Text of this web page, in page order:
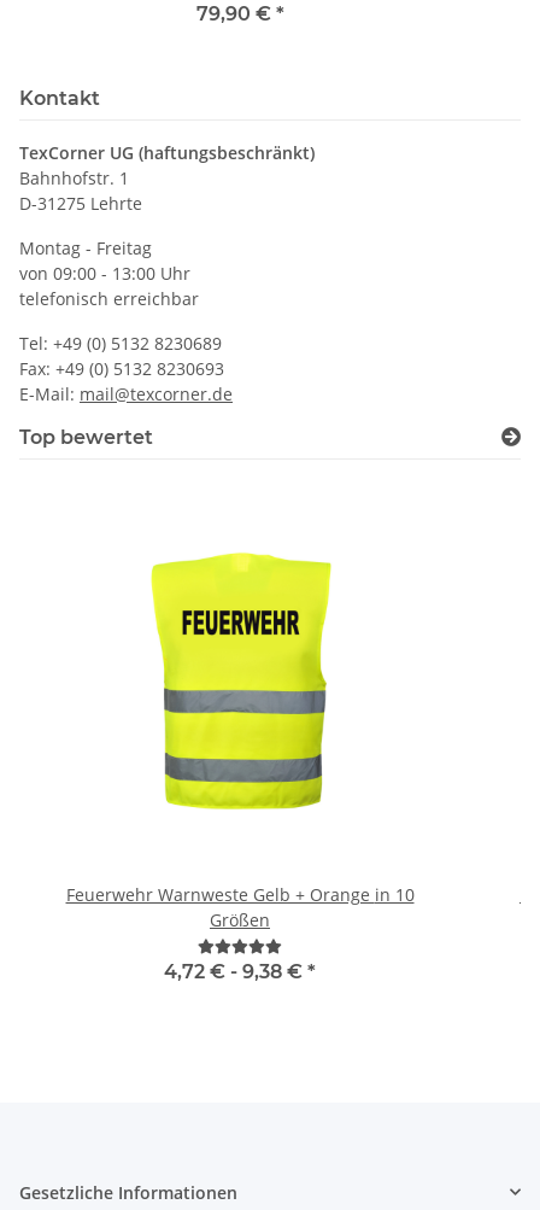
79,90 € *
Kontakt
TexCorner UG (haftungsbeschränkt)
Bahnhofstr. 1
D-31275 Lehrte
Montag - Freitag
von 09:00 - 13:00 Uhr
telefonisch erreichbar
Tel: +49 (0) 5132 8230689
Fax: +49 (0) 5132 8230693
E-Mail: mail@texcorner.de
Top bewertet
Feuerwehr Warnweste Gelb + Orange in 10
Größen
4,72 € - 9,38 € *
Gesetzliche Informationen